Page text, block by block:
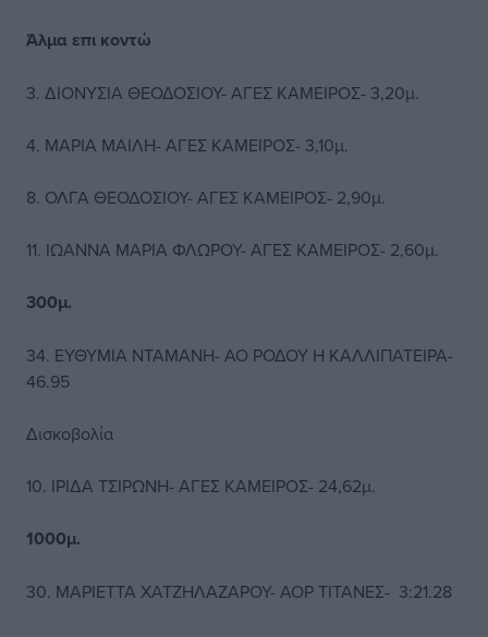
Άλμα επι κοντώ
3. ΔΙΟΝΥΣΙΑ ΘΕΟΔΟΣΙΟΥ- ΑΓΕΣ ΚΑΜΕΙΡΟΣ- 3,20μ.
4. ΜΑΡΙΑ ΜΑΙΛΗ- ΑΓΕΣ ΚΑΜΕΙΡΟΣ- 3,10μ.
8. ΟΛΓΑ ΘΕΟΔΟΣΙΟΥ- ΑΓΕΣ ΚΑΜΕΙΡΟΣ- 2,90μ.
11. ΙΩΑΝΝΑ ΜΑΡΙΑ ΦΛΩΡΟΥ- ΑΓΕΣ ΚΑΜΕΙΡΟΣ- 2,60μ.
300μ.
34. ΕΥΘΥΜΙΑ ΝΤΑΜΑΝΗ- ΑΟ ΡΟΔΟΥ Η ΚΑΛΛΙΠΑΤΕΙΡΑ-
46.95
Δισκοβολία
10. ΙΡΙΔΑ ΤΣΙΡΩΝΗ- ΑΓΕΣ ΚΑΜΕΙΡΟΣ- 24,62μ.
1000μ.
30. ΜΑΡΙΕΤΤΑ ΧΑΤΖΗΛΑΖΑΡΟΥ- ΑΟΡ ΤΙΤΑΝΕΣ- 3:21.28